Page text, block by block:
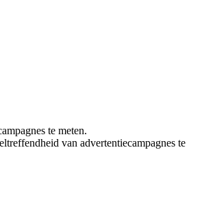
te meten.
van advertentiecampagnes te